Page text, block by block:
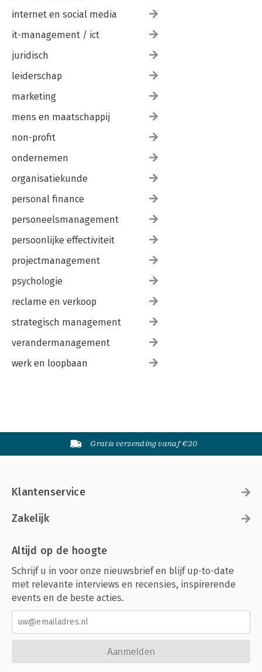
internet en social media
it-management / ict
juridisch
leiderschap
marketing
mens en maatschappij
non-profit
ondernemen
organisatiekunde
personal finance
personeelsmanagement
persoonlijke effectiviteit
projectmanagement
psychologie
reclame en verkoop
strategisch management
verandermanagement
werk en loopbaan
Gratis verzending vanaf €20
Klantenservice
Zakelijk
Altijd op de hoogte
Schrijf u in voor onze nieuwsbrief en blijf up-to-date
met relevante interviews en recensies, inspirerende
events en de beste acties.
Aanmelden